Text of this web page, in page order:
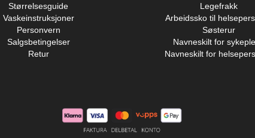
Størrelsesguide
Vaskeinstruksjoner
Personvern
Salgsbetingelser
Retur
Legefrakk
Arbeidssko til
Søsterur
Navneskilt for
Navneskilt for